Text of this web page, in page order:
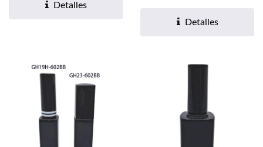
Detalles
brillante,...
Detalles